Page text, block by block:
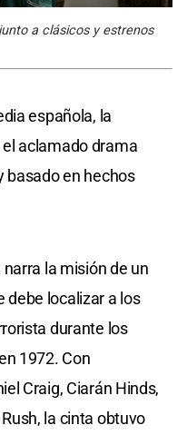
a clásicos y estrenos
española, la
aclamado drama
basado en hechos
la misión de un
debe localizar a los
durante los
1972. Con
Craig, Ciarán Hinds,
la cinta obtuvo